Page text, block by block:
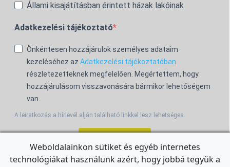
Állami kisajátításban érintett házak lakóinak
Adatkezelési tájékoztató
Önkéntesen hozzájárulok személyes adataim
kezeléséhez az Adatkezelési tájékoztatóban
részletezetteknek megfelelően. Megértettem, hogy
hozzájárulásom visszavonására bármikor lehetőségem
van.
A leiratkozás a hírlevél alján található linkkel lesz lehetséges.
Weboldalainkon sütiket és egyéb internetes
technológiákat használunk azért, hogy jobbá tegyük a